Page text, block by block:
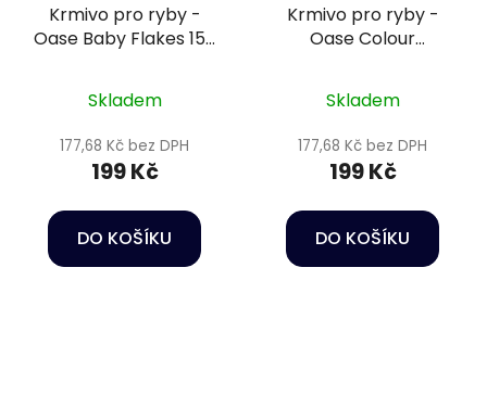
Krmivo pro ryby -
Oase Baby Flakes 150
Skladem
177,68 Kč bez DPH
199 Kč
DO KOŠÍKU
Krmivo pro ryby -
Oase Colour
Skladem
177,68 Kč bez DPH
199 Kč
DO KOŠÍKU